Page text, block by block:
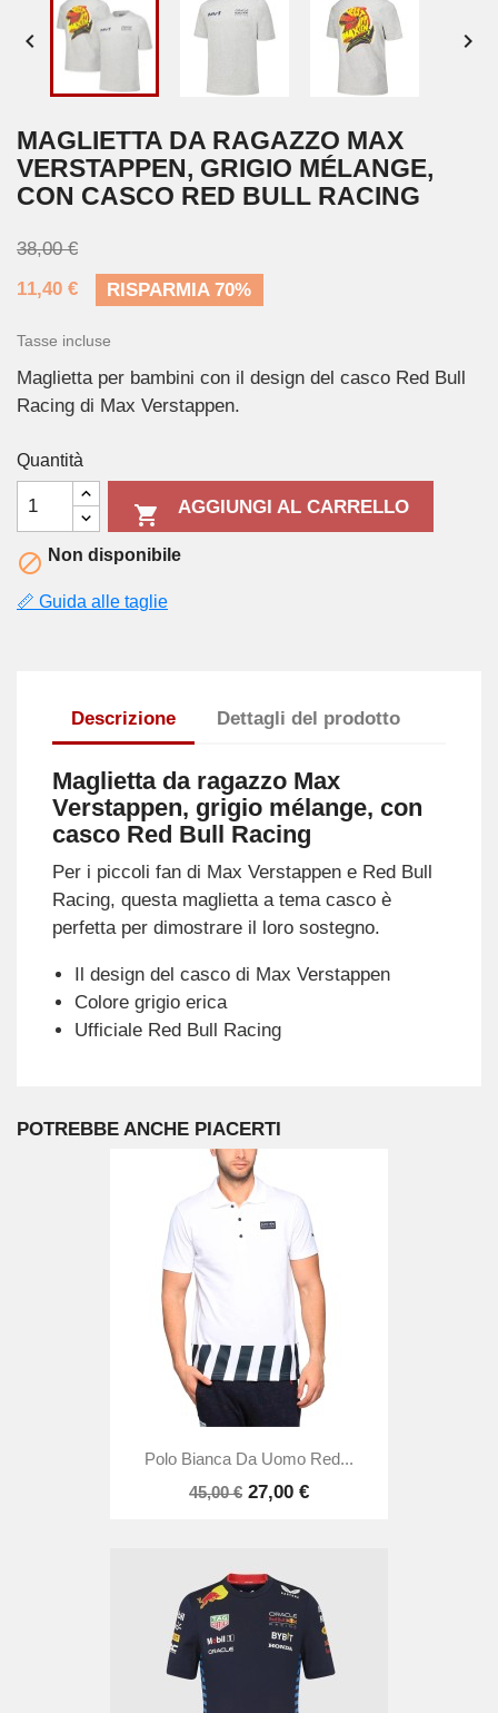
 
MAGLIETTA DA RAGAZZO MAX
VERSTAPPEN, GRIGIO MÉLANGE,
CON CASCO RED BULL RACING
38,00 €
11,40 €
RISPARMIA 70%
Tasse incluse
Maglietta per bambini con il design del casco Red Bull
Racing di Max Verstappen.
Quantità
 AGGIUNGI AL CARRELLO
 Non disponibile
📏 Guida alle taglie
Descrizione Dettagli del prodotto
Maglietta da ragazzo Max
Verstappen, grigio mélange, con
casco Red Bull Racing
Per i piccoli fan di Max Verstappen e Red Bull
Racing, questa maglietta a tema casco è
perfetta per dimostrare il loro sostegno.
Il design del casco di Max Verstappen
Colore grigio erica
Ufficiale Red Bull Racing
POTREBBE ANCHE PIACERTI
Polo Bianca Da Uomo Red...
45,00 € 27,00 €